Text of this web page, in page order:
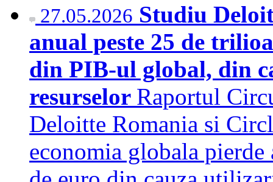
27.05.2026 Studiu
anual peste 25 de
din PIB-ul global, din
resurselor Raportul
Deloitte Romania si
economia globala